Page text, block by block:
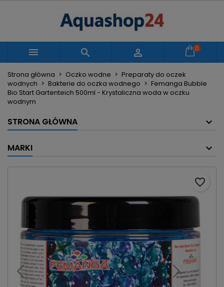
   0
Strona główna Oczko wodne
Preparaty do oczek
wodnych
Bakterie do oczka wodnego
Femanga Bubble
Bio Start Gartenteich 500ml - Krystaliczna woda w oczku
wodnym
STRONA GŁÓWNA
MARKI
favorite_border
Moje listy życzeń
add_circle_outline Utwórz nową listę
Utwórz listę życzeń
Nazwa listy życzeń
Anuluj
Zaloguj się
Musisz być zalogowany by zapisać produkty na
swojej liście życzeń.
Anuluj Zaloguj się